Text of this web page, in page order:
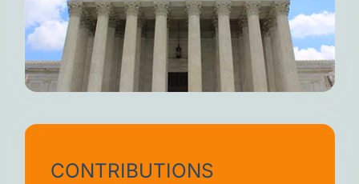
CONTRIBUTIONS